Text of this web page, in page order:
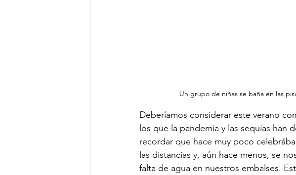
Un grupo de niñas se baña en las
Deberíamos considerar este verano
los que la pandemia y las sequías han
recordar que hace muy poco
las distancias y, aún hace menos, se
falta de agua en nuestros embalses.